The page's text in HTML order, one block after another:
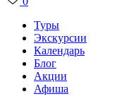
Туры
Экскурсии
Календарь
Блог
Акции
Афиша